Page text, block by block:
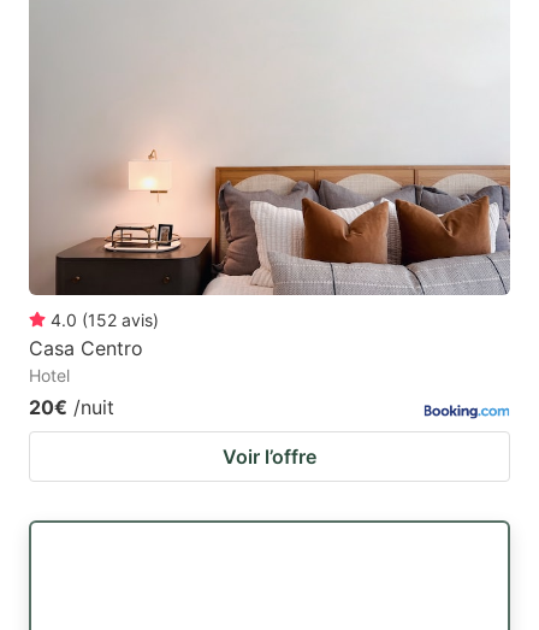
4.0 (152 avis)
Casa Centro
Hotel
20€ /nuit
Voir l’offre